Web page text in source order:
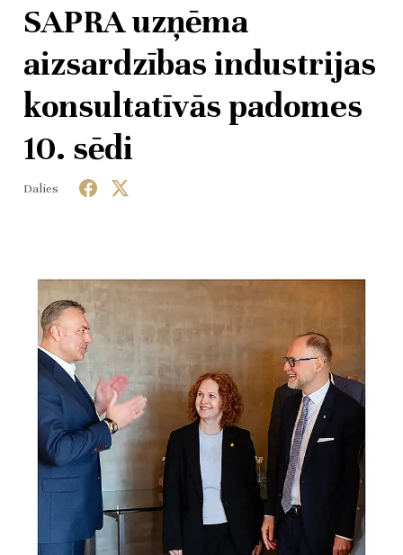
SAPRA uzņēma
aizsardzības industrijas
konsultatīvās padomes
10. sēdi
Dalies